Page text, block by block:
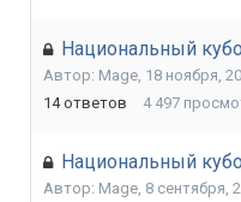
Национальный
Автор: Mage, 18 ноября,
14 ответов 4 497
Национальный
Автор: Mage, 8 сентября,